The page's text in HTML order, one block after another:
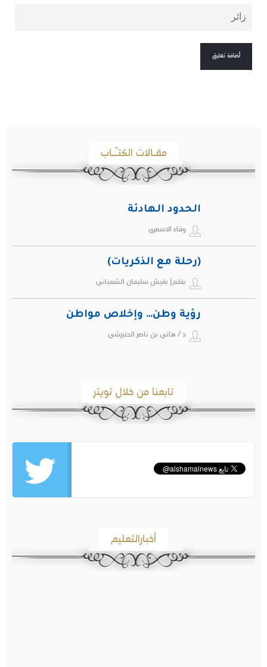
مقـالات الكتـّـاب
الحدود الهادئة
وفاء الاسمري
(رحلة مع الذكريات)
بقلم| بقيش سليمان الشعباني
رؤية وطن… وإخلاص مواطن
د / هاني بن ناصر الحتيرشي
تابعنا من خلال تويتر
أخبارالتعليم